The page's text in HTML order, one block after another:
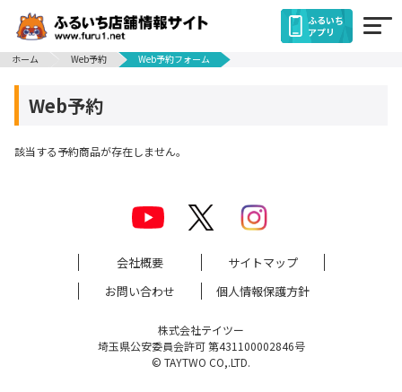
ふるいち
アプリ
ホーム
Web予約 Web予約フォーム
Web予約
該当する予約商品が存在しません。
会社概要
サイトマップ
お問い合わせ
個人情報保護方針
株式会社テイツー
埼玉県公安委員会許可 第431100002846号
© TAYTWO CO,.LTD.